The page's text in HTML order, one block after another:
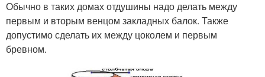
Обычно в таких домах отдушины надо делать между
первым и вторым венцом закладных балок. Также
допустимо сделать их между цоколем и первым
бревном.